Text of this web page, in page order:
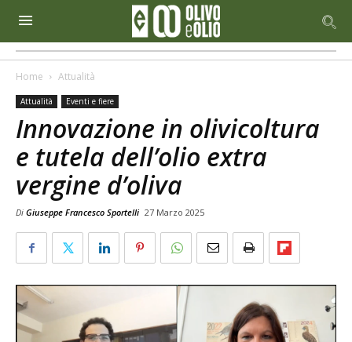
Home Attualità
Attualità Eventi e fiere
Innovazione in olivicoltura
e tutela dell’olio extra
vergine d’oliva
Di Giuseppe Francesco Sportelli 27 Marzo 2025